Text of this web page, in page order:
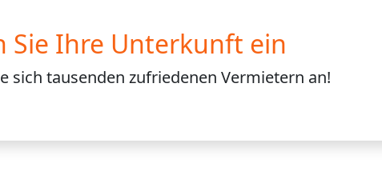
Sie Ihre Unterkunft ein
sich tausenden zufriedenen Vermietern an!